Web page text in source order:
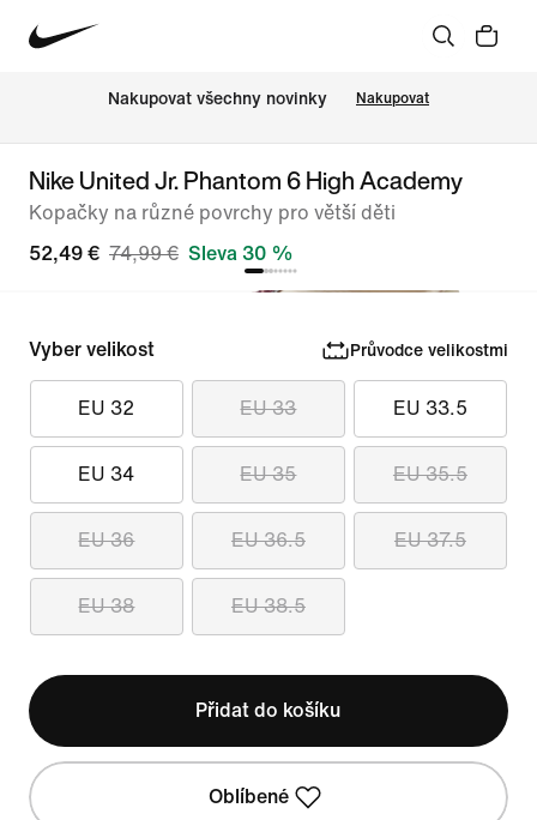
Nakupovat všechny novinky Nakupovat
Nike United Jr. Phantom 6 High Academy
Kopačky na různé povrchy pro větší děti
52,49 € 74,99 € Sleva 30 %
Vyber velikost Průvodce velikostmi
EU 32 EU 33 EU 33.5
EU 34 EU 35 EU 35.5
EU 36 EU 36.5 EU 37.5
EU 38 EU 38.5
Přidat do košíku
Oblíbené